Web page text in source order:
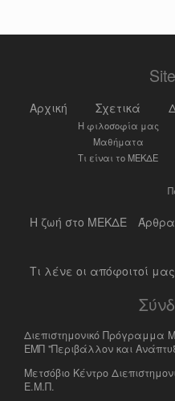
Αρχική Σχετικά
Η φιλοσοφία μας
Μαθήματα
Τι είναι το ΜΕΚΔΕ
Η ζωή στο ΜΕΚΔΕ Άρθρα
Τι λένε οι απόφοιτοί μας
Διεπιστημονικό Πρόγραμμα
ΕΜΠ "Περιβάλλον και
Μετσόβιο Κέντρο
Ε.Μ.Π.